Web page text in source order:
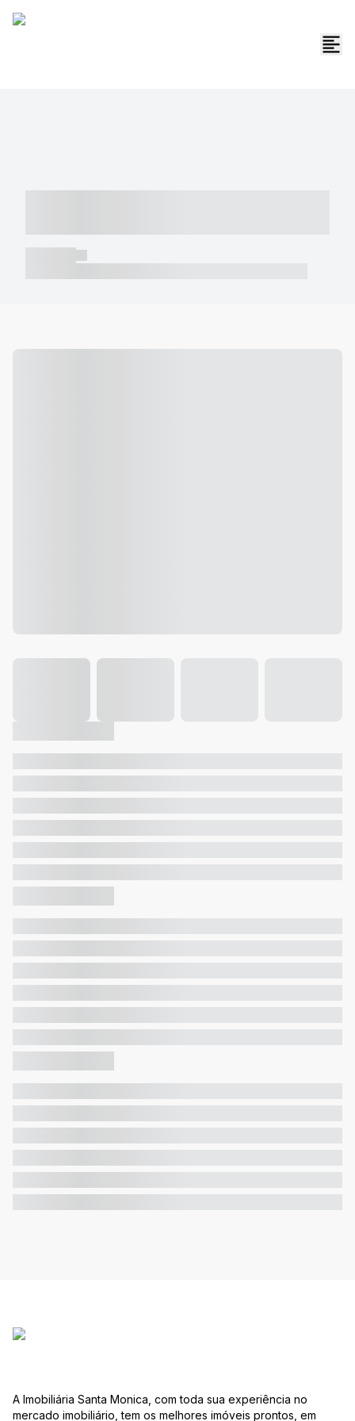
A Imobiliária Santa Monica, com toda sua experiência no
mercado imobiliário, tem os melhores imóveis prontos, em